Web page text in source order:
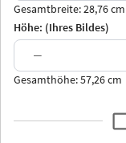
Arran
Gesamtbreite: 28,76 cm
Höhe: (Ihres Bildes)
−
Gesamthöhe: 57,26 cm